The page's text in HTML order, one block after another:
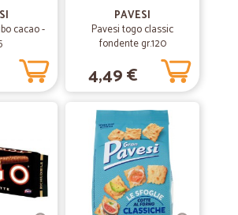
10/03/2020
Vincenzo R.
Mariacristina S.
buoni...conservati in maniera
cacao -
PAVESI
Pavesi togo classic
fondente gr.120
4,49 €